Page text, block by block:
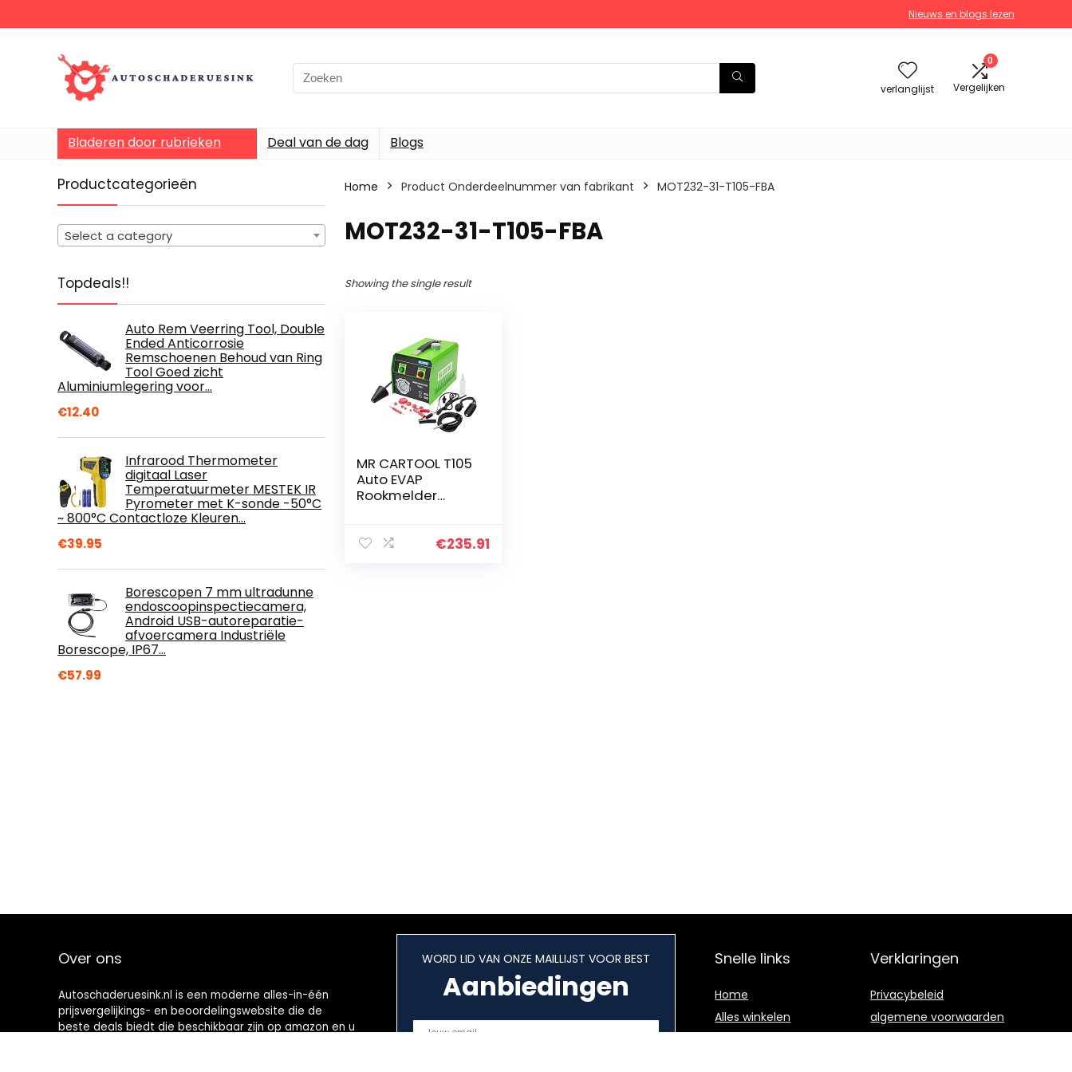
Nieuws en blogs lezen
verlanglijst
0
Vergelijken
Bladeren door rubrieken Deal van de dag Blogs
Productcategorieën
Select a category
Topdeals!!
Auto Rem Veerring Tool, Double
Ended Anticorrosie
Remschoenen Behoud van Ring
Tool Goed zicht
Aluminiumlegering voor…
€12.40
Infrarood Thermometer
digitaal Laser
Temperatuurmeter MESTEK IR
Pyrometer met K-sonde -50°C
~ 800°C Contactloze Kleuren…
€39.95
Borescopen 7 mm ultradunne
endoscoopinspectiecamera,
Android USB-autoreparatie-
afvoercamera Industriële
Borescope, IP67…
€57.99
Home Product Onderdeelnummer van fabrikant ‎MOT232-31-T105-FBA
‎MOT232-31-T105-FBA
Showing the single result
MR CARTOOL T105
Auto EVAP
Rookmelder
Automotive €235.91
Over ons
Autoschaderuesink.nl is een moderne alles-in-één
prijsvergelijkings- en beoordelingswebsite die de
beste deals biedt die beschikbaar zijn op amazon en u
WORD LID VAN ONZE MAILLIJST VOOR BEST
Aanbiedingen
Snelle links
Home
Alles winkelen
Verklaringen
Privacybeleid
algemene voorwaarden